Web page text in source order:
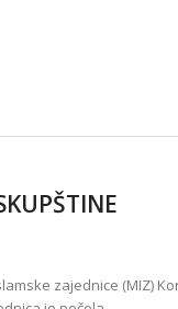
zajednice (MIZ)